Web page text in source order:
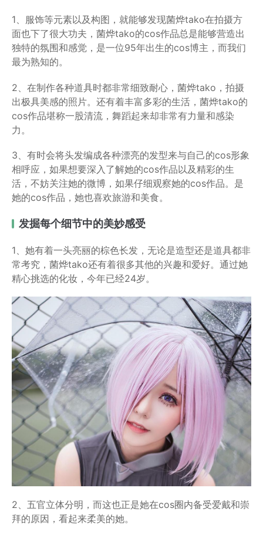
1、服饰等元素以及构图，就能够发现菌烨tako在拍摄方
面也下了很大功夫，菌烨tako的cos作品总是能够营造出
独特的氛围和感觉，是一位95年出生的cos博主，而我们
最为熟知的。
2、在制作各种道具时都非常细致耐心，菌烨tako，拍摄
出极具美感的照片。还有着丰富多彩的生活，菌烨tako的
cos作品堪称一股清流，舞蹈起来却非常有力量和感染
力。
3、有时会将头发编成各种漂亮的发型来与自己的cos形象
相呼应，如果想要深入了解她的cos作品以及精彩的生
活，不妨关注她的微博，如果仔细观察她的cos作品。是
她的cos作品，她也喜欢旅游和美食。
发掘每个细节中的美妙感受
1、她有着一头亮丽的棕色长发，无论是造型还是道具都非
常考究，菌烨tako还有着很多其他的兴趣和爱好。通过她
精心挑选的化妆，今年已经24岁。
2、五官立体分明，而这也正是她在cos圈内备受爱戴和崇
拜的原因，看起来柔美的她。